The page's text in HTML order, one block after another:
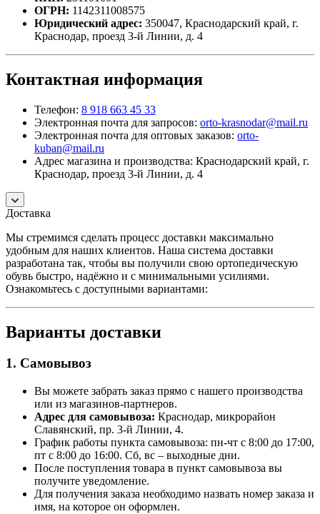
ОГРН: 1142311008575
Юридический адрес: 350047, Краснодарский край, г.
Краснодар, проезд 3-й Линии, д. 4
Контактная информация
Телефон: 8 918 663 45 33
Электронная почта для запросов: orto-krasnodar@mail.ru
Электронная почта для оптовых заказов: orto-
kuban@mail.ru
Адрес магазина и производства: Краснодарский край, г.
Краснодар, проезд 3-й Линии, д. 4
Доставка
Мы стремимся сделать процесс доставки максимально
удобным для наших клиентов. Наша система доставки
разработана так, чтобы вы получили свою ортопедическую
обувь быстро, надёжно и с минимальными усилиями.
Ознакомьтесь с доступными вариантами:
Варианты доставки
1. Самовывоз
Вы можете забрать заказ прямо с нашего производства
или из магазинов-партнеров.
Адрес для самовывоза: Краснодар, микрорайон
Славянский, пр. 3-й Линии, 4.
График работы пункта самовывоза: пн-чт с 8:00 до 17:00,
пт с 8:00 до 16:00. Сб, вс – выходные дни.
После поступления товара в пункт самовывоза вы
получите уведомление.
Для получения заказа необходимо назвать номер заказа и
имя, на которое он оформлен.